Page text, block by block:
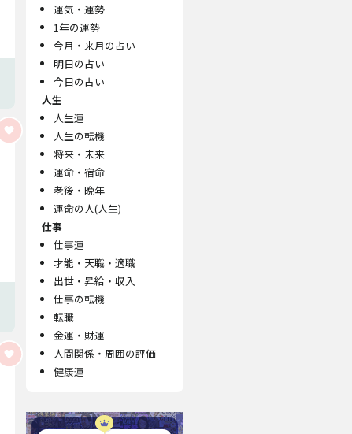
運気・運勢
1年の運勢
今月・来月の占い
明日の占い
今日の占い
人生
人生運
人生の転機
将来・未来
運命・宿命
老後・晩年
運命の人(人生)
仕事
仕事運
才能・天職・適職
出世・昇給・収入
仕事の転機
転職
金運・財運
人間関係・周囲の評価
健康運